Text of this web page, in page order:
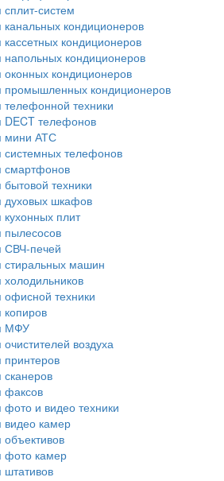
систем
канальных кондиционеров
кассетных кондиционеров
напольных кондиционеров
оконных кондиционеров
промышленных кондиционеров
телефонной техники
DECT телефонов
мини АТС
системных телефонов
смартфонов
техники
духовых шкафов
кухонных плит
пылесосов
СВЧ-печей
стиральных машин
холодильников
офисной техники
копиров
МФУ
воздуха
принтеров
сканеров
факсов
фото и видео техники
видео камер
объективов
фото камер
штативов